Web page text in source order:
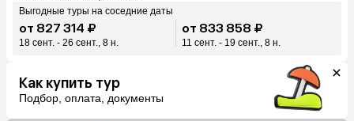
Выгодные туры на соседние даты
от 827 314 ₽
18 сент. - 26 сент., 8 н.
от 833 858 ₽
11 сент. - 19 сент., 8 н.
Как купить тур
Подбор, оплата, документы